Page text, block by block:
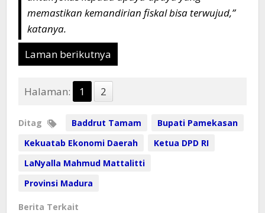
memastikan kemandirian fiskal bisa terwujud,”
katanya.
Laman berikutnya
Halaman: 1 2
Ditag Baddrut Tamam
Bupati Pamekasan
Kekuatab Ekonomi Daerah
Ketua DPD RI
LaNyalla Mahmud Mattalitti
Provinsi Madura
Berita Terkait